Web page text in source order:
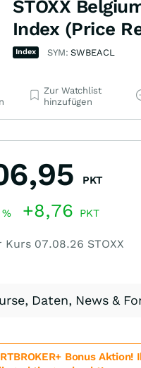
STOXX
Index (Price
Index SYM:SWBEACL
Zur Watchlist
hinzufügen
PKT
% +8,76 PKT
Kurs 07.08.26 STOXX
Daten, News &
Bonus Aktion!